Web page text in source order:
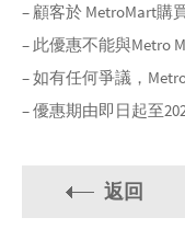
– 顧客於 MetroMart購
– 此優惠不能與Metro
– 如有任何爭議，
– 優惠期由即日起至
返回